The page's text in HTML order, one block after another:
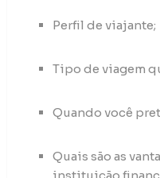
Perfil de viajante;
Tipo de viagem
Quando você
Quais são as